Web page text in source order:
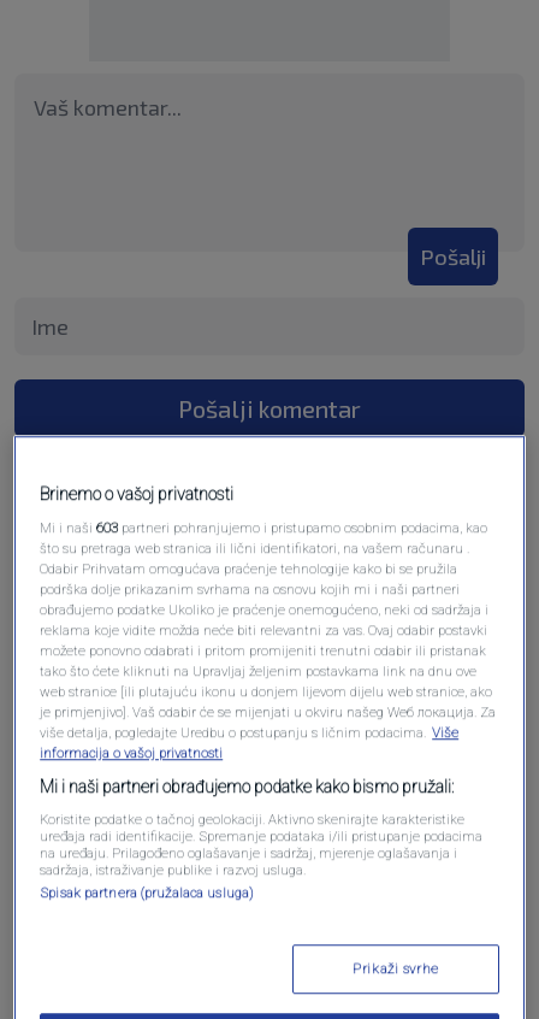
Pošalji
Pošalji komentar
Oglas
Brinemo o vašoj privatnosti
Mi i naši603 partneri pohranjujemo i pristupamo osobnim podacima, kao
što su pretraga web stranica ili lični identifikatori, na vašem računaru .
Odabir Prihvatam omogućava praćenje tehnologije kako bi se pružila
podrška dolje prikazanim svrhama na osnovu kojih mi i naši partneri
obrađujemo podatke Ukoliko je praćenje onemogućeno, neki od sadržaja i
reklama koje vidite možda neće biti relevantni za vas. Ovaj odabir postavki
možete ponovno odabrati i pritom promijeniti trenutni odabir ili pristanak
tako što ćete kliknuti na Upravljaj željenim postavkama link na dnu ove
web stranice [ili plutajuću ikonu u donjem lijevom dijelu web stranice, ako
je primjenjivo]. Vaš odabir će se mijenjati u okviru našeg Wеб локација. Za
više detalja, pogledajte Uredbu o postupanju s ličnim podacima. Više
informacija o vašoj privatnosti
Mi i naši partneri obrađujemo podatke kako bismo pružali:
Koristite podatke o tačnoj geolokaciji. Aktivno skenirajte karakteristike
uređaja radi identifikacije. Spremanje podataka i/ili pristupanje podacima
na uređaju. Prilagođeno oglašavanje i sadržaj, mjerenje oglašavanja i
sadržaja, istraživanje publike i razvoj usluga.
Spisak partnera (pružalaca usluga)
Prikaži svrhe